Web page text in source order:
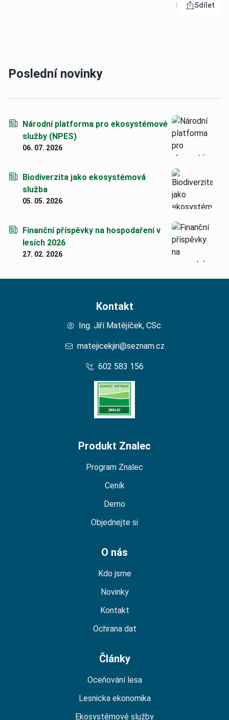
Otevřít
Sdílet
Poslední novinky
Národní platforma pro ekosystémové
služby (NPES)
06. 07. 2026
Biodiverzita jako ekosystémová
služba
05. 05. 2026
Finanční příspěvky na hospodaření v
lesích 2026
27. 02. 2026
Kontakt
Ing. Jiří Matějíček, CSc.
matejicekjiri@seznam.cz
602 583 156
Domů – Lesní Znalec
Produkt Znalec
Program Znalec
Ceník
Demo
Objednejte si
O nás
Kdo jsme
Novinky
Kontakt
Ochrana dat
Články
Oceňování lesa
Lesnicka ekonomika
Ekosystémové služby